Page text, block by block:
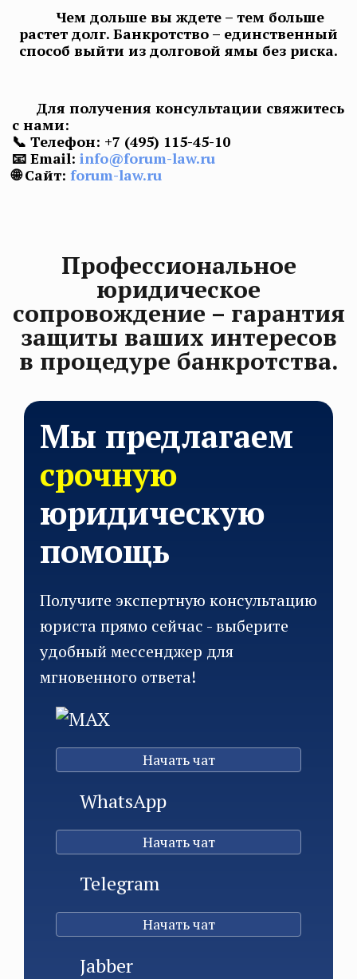
Чем дольше вы ждете – тем больше
растет долг. Банкротство – единственный
способ выйти из долговой ямы без риска.
Для получения консультации свяжитесь
с нами:
📞 Телефон: +7 (495) 115-45-10
📧 Email: info@forum-law.ru
🌐 Сайт: forum-law.ru
Профессиональное
юридическое
сопровождение – гарантия
защиты ваших интересов
в процедуре банкротства.
Мы предлагаем
срочную
юридическую
помощь
Получите экспертную консультацию
юриста прямо сейчас - выберите
удобный мессенджер для
мгновенного ответа!
MAX
Начать чат
WhatsApp
Начать чат
Telegram
Начать чат
Jabber